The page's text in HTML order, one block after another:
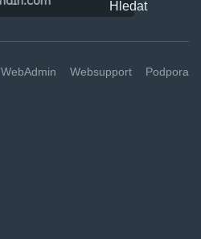
WebAdmin Websupport Podpora